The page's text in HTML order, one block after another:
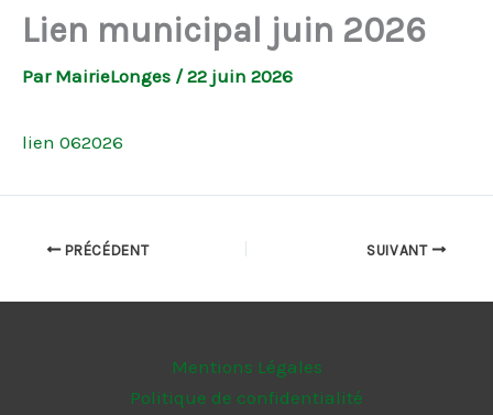
Lien municipal juin 2026
Par MairieLonges /22 juin 2026
lien 062026
PRÉCÉDENT SUIVANT
Mentions Légales
Politique de confidentialité